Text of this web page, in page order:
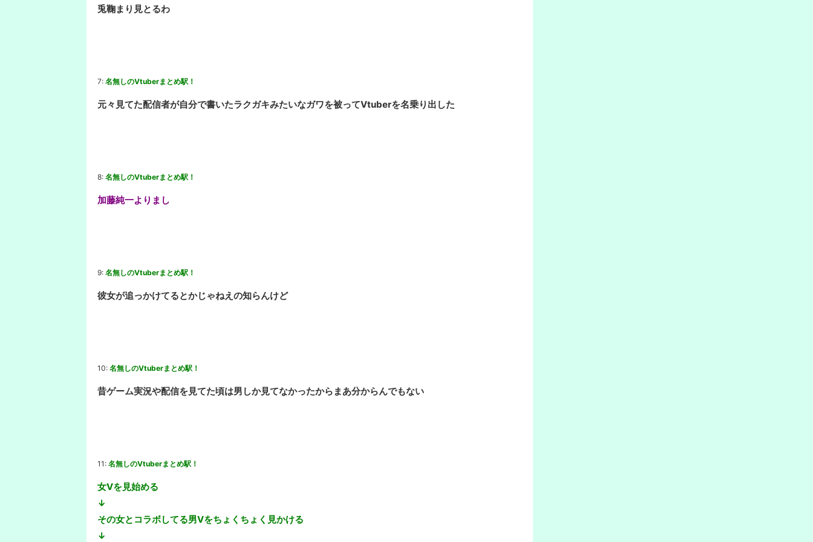
兎鞠まり見とるわ
7: 名無しのVtuberまとめ駅！
元々見てた配信者が自分で書いたラクガキみたいなガワを被ってVtuberを名乗り出した
8: 名無しのVtuberまとめ駅！
加藤純一よりまし
9: 名無しのVtuberまとめ駅！
彼女が追っかけてるとかじゃねえの知らんけど
10: 名無しのVtuberまとめ駅！
昔ゲーム実況や配信を見てた頃は男しか見てなかったからまあ分からんでもない
11: 名無しのVtuberまとめ駅！
女Vを見始める
↓
その女とコラボしてる男Vをちょくちょく見かける
↓